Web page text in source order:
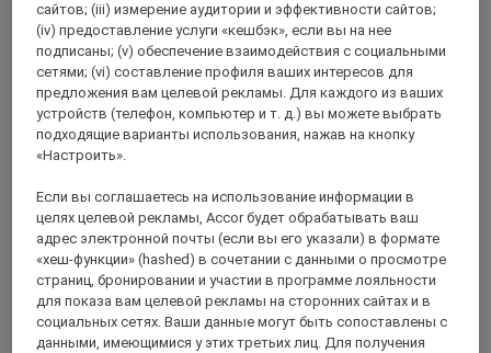
SHENYANG, Китай
Mercure Шэньян Циннянь Авеню
Телебашня
Отель расположен на проспекте Циннянь в Шэньяне,
рядом с коммерческой зоной у телебашни, в 600 м от
станции метро «Циннянь», в 20 минутах езды от
Северного вокзала Шэньяна и в 30 минутах езды от
аэропорта Таосянь в Шэньяне. В отеле 125 номеров,
ресторан, бар в фойе, конференц-залы. круглосуточный
фитнес-центр и прачечная самообслуживания для
комфортного отдыха деловых гостей и туристов.
сайтов; (iii) измерение аудитории и эффективности сайтов;
(iv) предоставление услуги «кешбэк», если вы на нее
подписаны; (v) обеспечение взаимодействия с социальными
сетями; (vi) составление профиля ваших интересов для
предложения вам целевой рекламы. Для каждого из ваших
устройств (телефон, компьютер и т. д.) вы можете выбрать
подходящие варианты использования, нажав на кнопку
«Настроить».
Если вы соглашаетесь на использование информации в
целях целевой рекламы, Accor будет обрабатывать ваш
адрес электронной почты (если вы его указали) в формате
«хеш-функции» (hashed) в сочетании с данными о просмотре
страниц, бронировании и участии в программе лояльности
для показа вам целевой рекламы на сторонних сайтах и в
социальных сетях. Ваши данные могут быть сопоставлены с
данными, имеющимися у этих третьих лиц. Для получения